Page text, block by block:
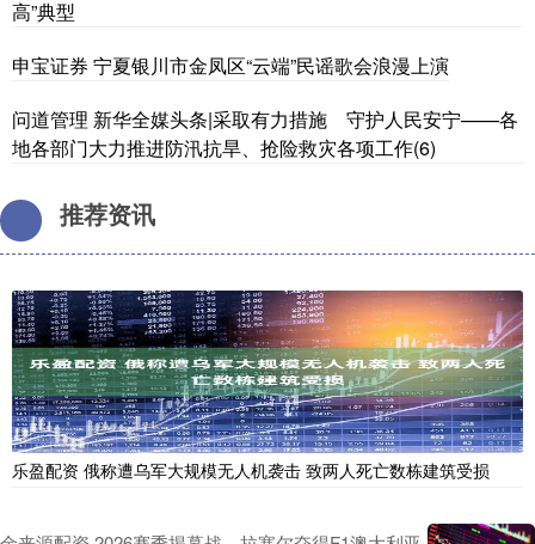
高”典型
申宝证券 宁夏银川市金凤区“云端”民谣歌会浪漫上演
问道管理 新华全媒头条|采取有力措施 守护人民安宁——各
地各部门大力推进防汛抗旱、抢险救灾各项工作(6)
推荐资讯
乐盈配资 俄称遭乌军大规模无人机袭击 致两人死亡数栋建筑受损